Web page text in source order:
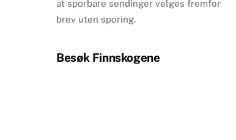
at sporbare sendinger velges fremfor
brev uten sporing.
Besøk Finnskogene